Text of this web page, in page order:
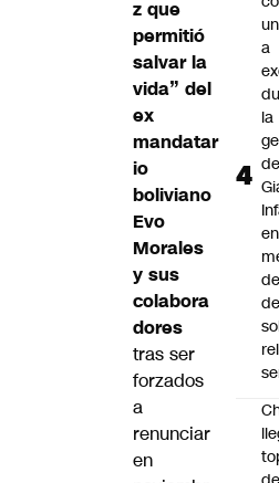
z que
permitió
salvar la
vida” del
ex
mandatar
io
boliviano
Evo
Morales
y sus
colabora
dores
tras ser
forzados
a
renunciar
en
a
la
de
en
de